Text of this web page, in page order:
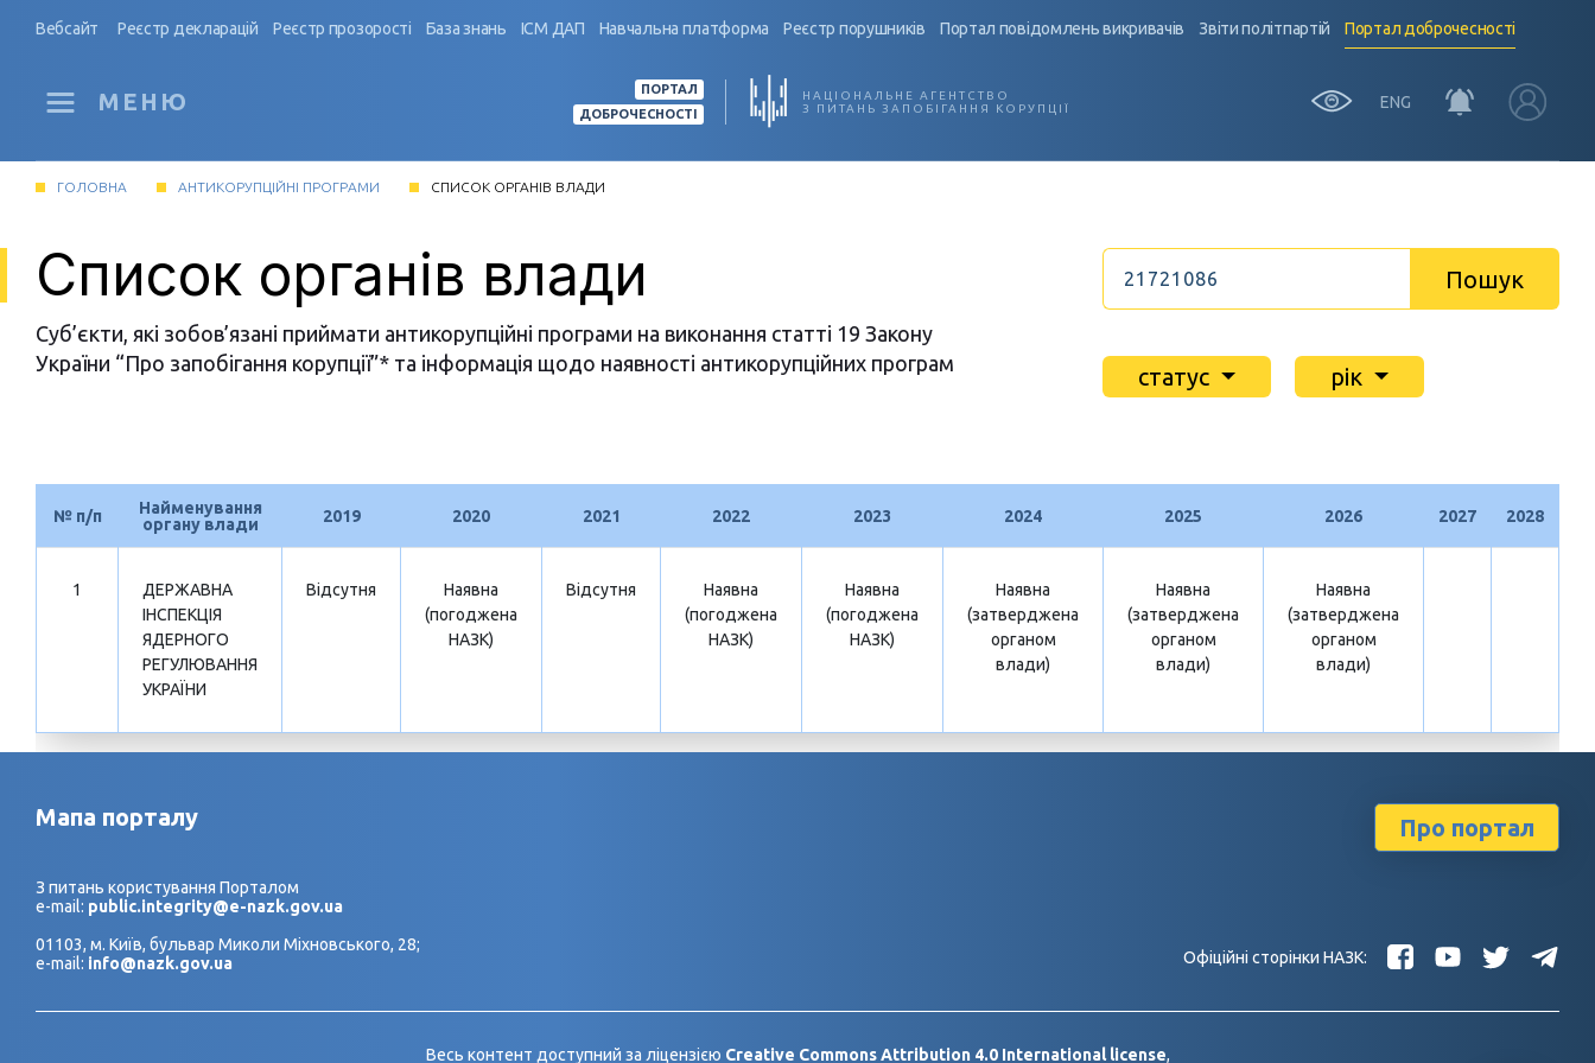
Вебсайт Реєстр декларацій Реєстр прозорості База знань ІСМ ДАП Навчальна платформа Реєстр порушників Портал повідомлень викривачів Звіти політпартій Портал доброчесності
МЕНЮ
ПОРТАЛ
ДОБРОЧЕСНОСТІ
НАЦІОНАЛЬНЕ АГЕНТСТВО
З ПИТАНЬ ЗАПОБІГАННЯ КОРУПЦІЇ
ENG
ГОЛОВНА АНТИКОРУПЦІЙНІ ПРОГРАМИ СПИСОК ОРГАНІВ ВЛАДИ
Список органів влади
Суб’єкти, які зобов’язані приймати антикорупційні програми на виконання статті 19 Закону
України “Про запобігання корупції”* та інформація щодо наявності антикорупційних програм
Пошук
статус рік
№ п/п
Найменування
органу влади
2019 2020 2021 2022 2023 2024 2025 2026 2027 2028
1
ДЕРЖАВНА
ІНСПЕКЦІЯ
ЯДЕРНОГО
РЕГУЛЮВАННЯ
УКРАЇНИ
Відсутня
Наявна
(погоджена
НАЗК)
Відсутня
Наявна
(погоджена
НАЗК)
Наявна
(погоджена
НАЗК)
Наявна
(затверджена
органом
влади)
Наявна
(затверджена
органом
влади)
Наявна
(затверджена
органом
влади)
Мапа порталу
З питань користування Порталом
e-mail: public.integrity@e-nazk.gov.ua
01103, м. Київ, бульвар Миколи Міхновського, 28;
e-mail: info@nazk.gov.ua
Про портал
Офіційні сторінки НАЗК:
Весь контент доступний за ліцензією Creative Commons Attribution 4.0 International license,